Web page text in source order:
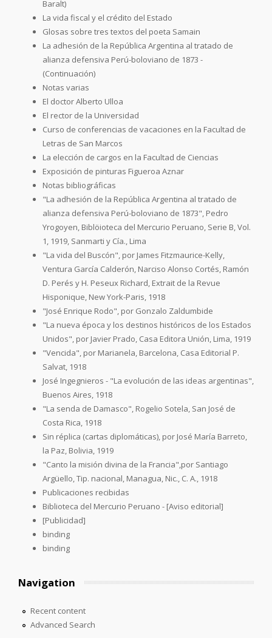
Baralt)
La vida fiscal y el crédito del Estado
Glosas sobre tres textos del poeta Samain
La adhesión de la República Argentina al tratado de
alianza defensiva Perú-boloviano de 1873 -
(Continuación)
Notas varias
El doctor Alberto Ulloa
El rector de la Universidad
Curso de conferencias de vacaciones en la Facultad de
Letras de San Marcos
La elección de cargos en la Facultad de Ciencias
Exposición de pinturas Figueroa Aznar
Notas bibliográficas
"La adhesión de la República Argentina al tratado de
alianza defensiva Perú-boloviano de 1873", Pedro
Yrogoyen, Biblöioteca del Mercurio Peruano, Serie B, Vol.
1, 1919, Sanmarti y Cía., Lima
"La vida del Buscón", por James Fitzmaurice-Kelly,
Ventura García Calderón, Narciso Alonso Cortés, Ramón
D. Perés y H. Peseux Richard, Extrait de la Revue
Hisponique, New York-Paris, 1918
"José Enrique Rodo", por Gonzalo Zaldumbide
"La nueva época y los destinos históricos de los Estados
Unidos", por Javier Prado, Casa Editora Unión, Lima, 1919
"Vencida", por Marianela, Barcelona, Casa Editorial P.
Salvat, 1918
José Ingegnieros - "La evolución de las ideas argentinas",
Buenos Aires, 1918
"La senda de Damasco", Rogelio Sotela, San José de
Costa Rica, 1918
Sin réplica (cartas diplomáticas), por José María Barreto,
la Paz, Bolivia, 1919
"Canto la misión divina de la Francia",por Santiago
Argüello, Tip. nacional, Managua, Nic., C. A., 1918
Publicaciones recibidas
Biblioteca del Mercurio Peruano - [Aviso editorial]
[Publicidad]
binding
binding
Navigation
Recent content
Advanced Search